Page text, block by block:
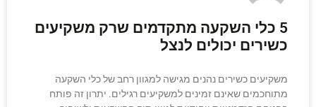
5 כלי השקעה מתקדמים שרק משקיעים
כשירים יכולים לנצל
משקיעים כשירים נהנים מגישה למגוון רחב של כלי השקעה
מתוחכמים שאינם זמינים למשקיעים רגילים. יתרון זה פותח